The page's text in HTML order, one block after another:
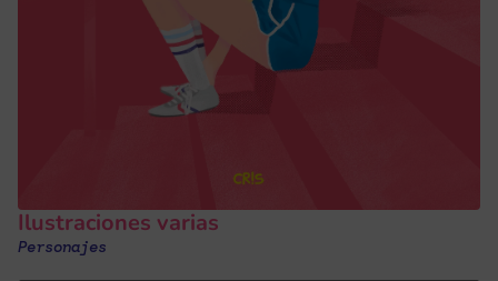
Ilustraciones varias
Personajes